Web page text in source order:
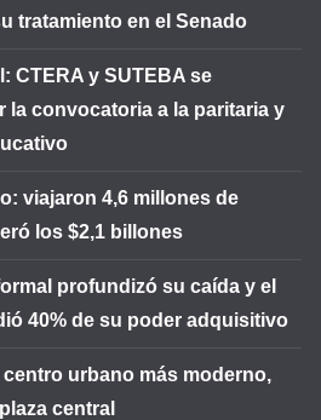
tratamiento en el Senado
CTERA y SUTEBA se
la convocatoria a la paritaria y
viajaron 4,6 millones de
los $2,1 billones
profundizó su caída y el
40% de su poder adquisitivo
urbano más moderno,
central